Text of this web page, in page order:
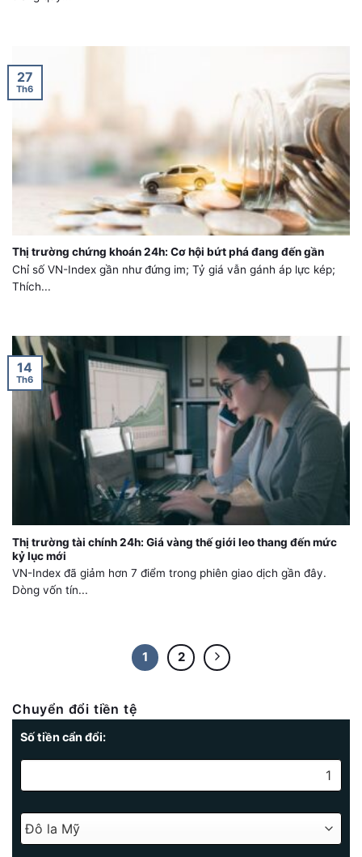
Thị trường chứng khoán 24h: Cơ hội bứt phá đang đến gần
Chỉ số VN-Index gần như đứng im; Tỷ giá vẫn gánh áp lực kép;
Thích...
27
Th6
Thị trường tài chính 24h: Giá vàng thế giới leo thang đến mức
kỷ lục mới
VN-Index đã giảm hơn 7 điểm trong phiên giao dịch gần đây.
Dòng vốn tín...
14
Th6
1 2
Chuyển đổi tiền tệ
Số tiền cẩn đổi: